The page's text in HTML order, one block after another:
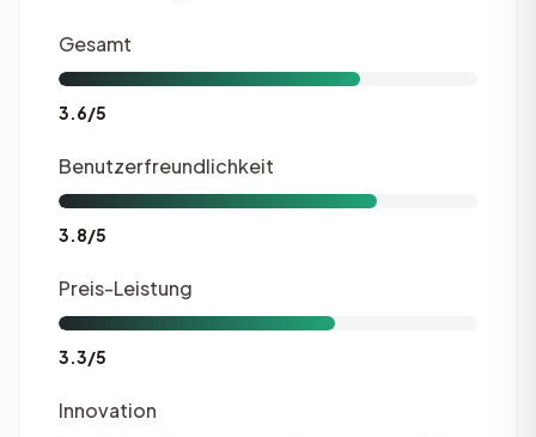
Gesamt
3.6/5
Benutzerfreundlichkeit
3.8/5
Preis-Leistung
3.3/5
Innovation